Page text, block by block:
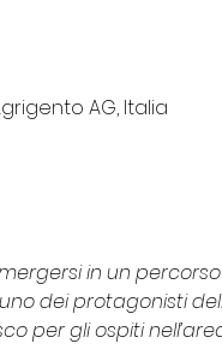
AG, Italia
in un
dei protagonisti
per gli ospiti